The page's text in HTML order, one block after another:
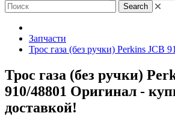
Search
Запчасти
Трос газа (без ручки) Perkins JCB
Трос газа (без ручки)
910/48801 Оригинал -
доставкой!